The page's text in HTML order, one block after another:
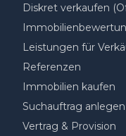
Diskret verkaufen
Leistungen für
Referenzen
Immobilien kaufen
Suchauftrag anlegen
Vertrag & Provision